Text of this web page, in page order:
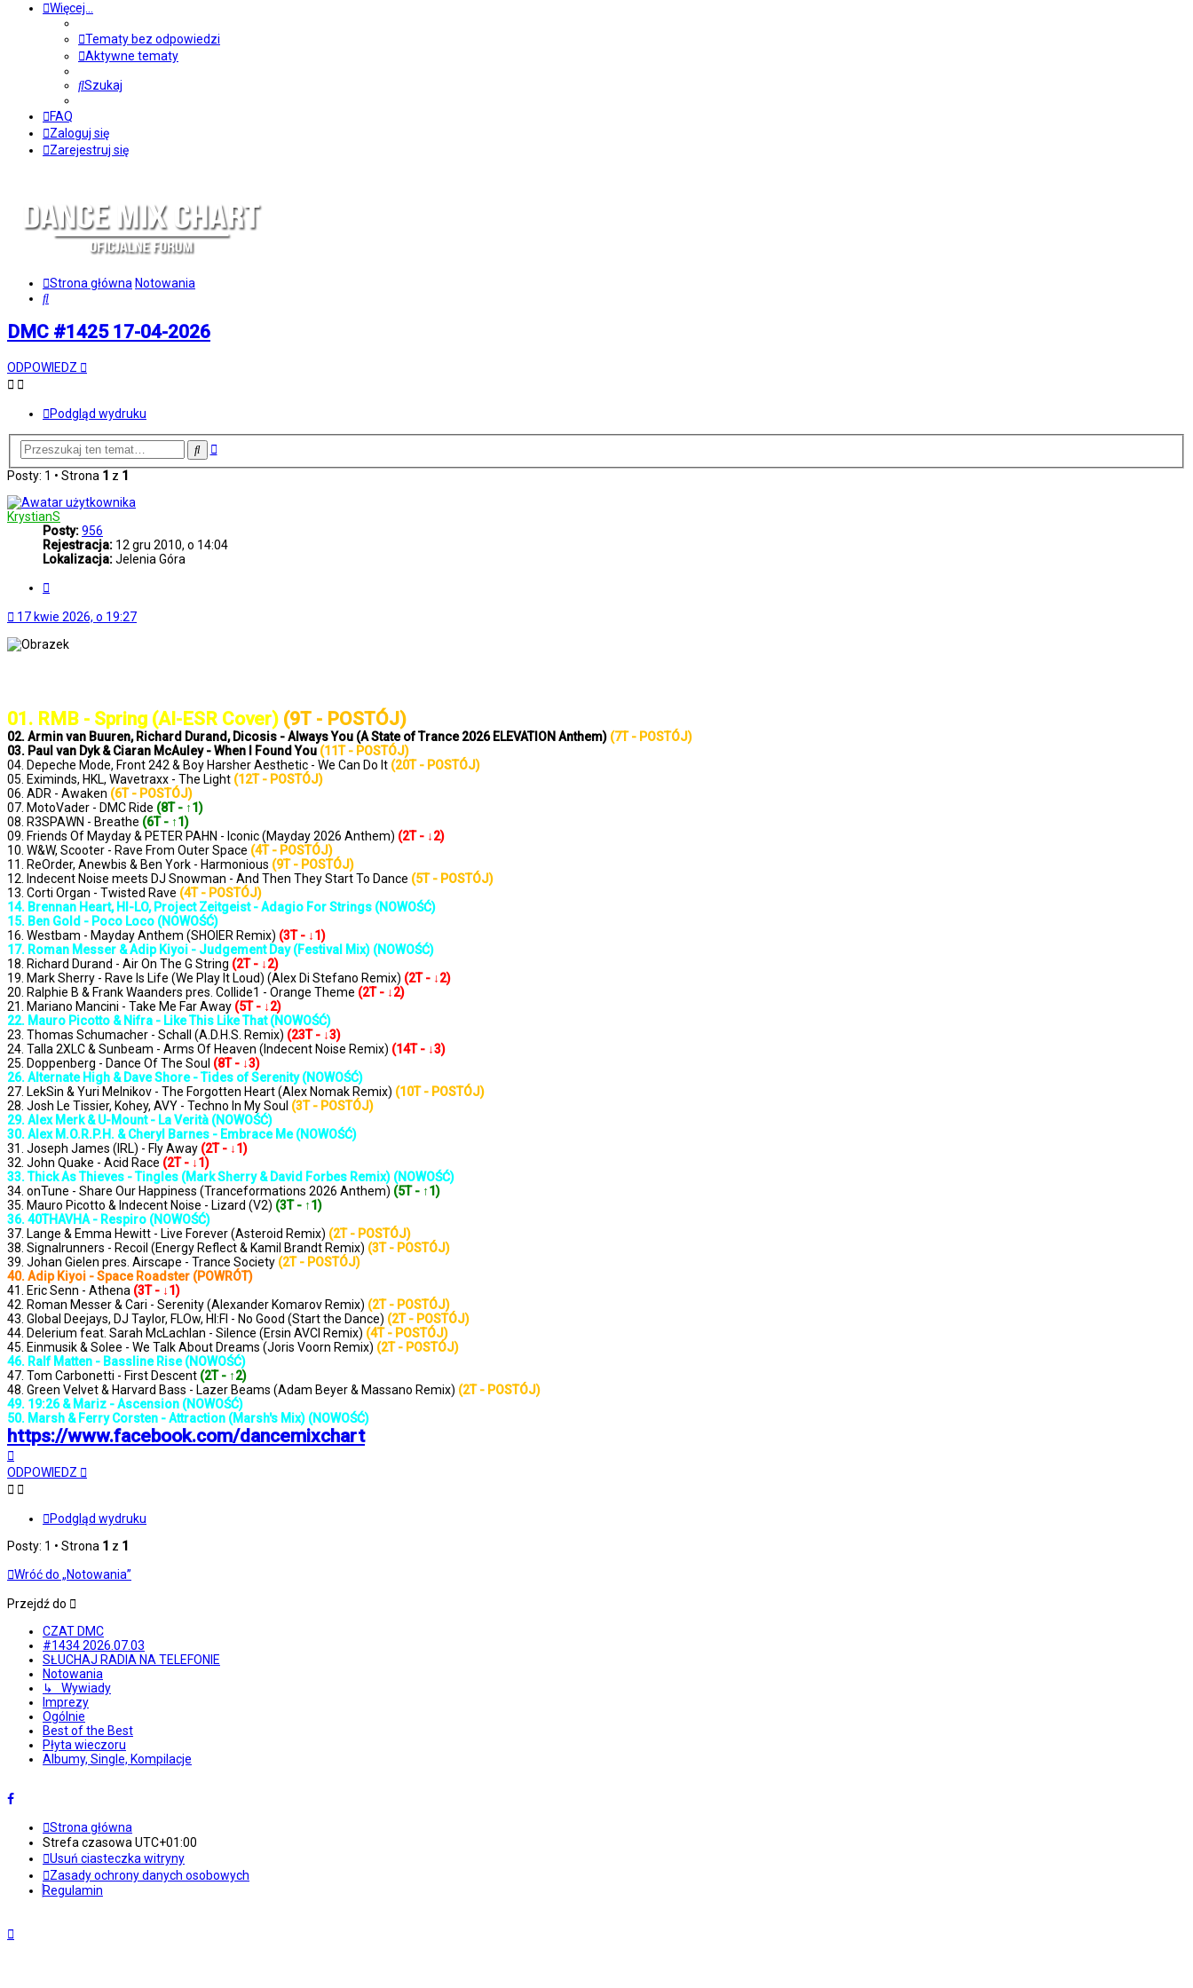
Więcej…
Tematy bez odpowiedzi
Aktywne tematy
Szukaj
FAQ
Zaloguj się
Zarejestruj się
Strona główna Notowania
Szukaj
DMC #1425 17-04-2026
ODPOWIEDZ
Podgląd wydruku
SzukajWyszukiwanie
Posty: 1 • Strona 1 z 1
KrystianS
Posty:956
Rejestracja: 12 gru 2010, o 14:04
Lokalizacja:Jelenia Góra
17 kwie 2026, o 19:27
01. RMB - Spring (AI-ESR Cover) (9T - POSTÓJ)
02. Armin van Buuren, Richard Durand, Dicosis - Always You (A State of Trance 2026 ELEVATION Anthem) (7T - POSTÓJ)
03. Paul van Dyk & Ciaran McAuley - When I Found You (11T - POSTÓJ)
04. Depeche Mode, Front 242 & Boy Harsher Aesthetic - We Can Do It (20T - POSTÓJ)
05. Eximinds, HKL, Wavetraxx - The Light (12T - POSTÓJ)
06. ADR - Awaken (6T - POSTÓJ)
07. MotoVader - DMC Ride (8T - ↑1)
08. R3SPAWN - Breathe (6T - ↑1)
09. Friends Of Mayday & PETER PAHN - Iconic (Mayday 2026 Anthem) (2T - ↓2)
10. W&W, Scooter - Rave From Outer Space (4T - POSTÓJ)
11. ReOrder, Anewbis & Ben York - Harmonious (9T - POSTÓJ)
12. Indecent Noise meets DJ Snowman - And Then They Start To Dance (5T - POSTÓJ)
13. Corti Organ - Twisted Rave (4T - POSTÓJ)
14. Brennan Heart, HI-LO, Project Zeitgeist - Adagio For Strings (NOWOŚĆ)
15. Ben Gold - Poco Loco (NOWOŚĆ)
16. Westbam - Mayday Anthem (SHOIER Remix) (3T - ↓1)
17. Roman Messer & Adip Kiyoi - Judgement Day (Festival Mix) (NOWOŚĆ)
18. Richard Durand - Air On The G String (2T - ↓2)
19. Mark Sherry - Rave Is Life (We Play It Loud) (Alex Di Stefano Remix) (2T - ↓2)
20. Ralphie B & Frank Waanders pres. Collide1 - Orange Theme (2T - ↓2)
21. Mariano Mancini - Take Me Far Away (5T - ↓2)
22. Mauro Picotto & Nifra - Like This Like That (NOWOŚĆ)
23. Thomas Schumacher - Schall (A.D.H.S. Remix) (23T - ↓3)
24. Talla 2XLC & Sunbeam - Arms Of Heaven (Indecent Noise Remix) (14T - ↓3)
25. Doppenberg - Dance Of The Soul (8T - ↓3)
26. Alternate High & Dave Shore - Tides of Serenity (NOWOŚĆ)
27. LekSin & Yuri Melnikov - The Forgotten Heart (Alex Nomak Remix) (10T - POSTÓJ)
28. Josh Le Tissier, Kohey, AVY - Techno In My Soul (3T - POSTÓJ)
29. Alex Merk & U-Mount - La Verità (NOWOŚĆ)
30. Alex M.O.R.P.H. & Cheryl Barnes - Embrace Me (NOWOŚĆ)
31. Joseph James (IRL) - Fly Away (2T - ↓1)
32. John Quake - Acid Race (2T - ↓1)
33. Thick As Thieves - Tingles (Mark Sherry & David Forbes Remix) (NOWOŚĆ)
34. onTune - Share Our Happiness (Tranceformations 2026 Anthem) (5T - ↑1)
35. Mauro Picotto & Indecent Noise - Lizard (V2) (3T - ↑1)
36. 40THAVHA - Respiro (NOWOŚĆ)
37. Lange & Emma Hewitt - Live Forever (Asteroid Remix) (2T - POSTÓJ)
38. Signalrunners - Recoil (Energy Reflect & Kamil Brandt Remix) (3T - POSTÓJ)
39. Johan Gielen pres. Airscape - Trance Society (2T - POSTÓJ)
40. Adip Kiyoi - Space Roadster (POWRÓT)
41. Eric Senn - Athena (3T - ↓1)
42. Roman Messer & Cari - Serenity (Alexander Komarov Remix) (2T - POSTÓJ)
43. Global Deejays, DJ Taylor, FLOw, HI:FI - No Good (Start the Dance) (2T - POSTÓJ)
44. Delerium feat. Sarah McLachlan - Silence (Ersin AVCI Remix) (4T - POSTÓJ)
45. Einmusik & Solee - We Talk About Dreams (Joris Voorn Remix) (2T - POSTÓJ)
46. Ralf Matten - Bassline Rise (NOWOŚĆ)
47. Tom Carbonetti - First Descent (2T - ↑2)
48. Green Velvet & Harvard Bass - Lazer Beams (Adam Beyer & Massano Remix) (2T - POSTÓJ)
49. 19:26 & Mariz - Ascension (NOWOŚĆ)
50. Marsh & Ferry Corsten - Attraction (Marsh's Mix) (NOWOŚĆ)
https://www.facebook.com/dancemixchart
górę
ODPOWIEDZ
Podgląd wydruku
Posty: 1 • Strona 1 z 1
Wróć do „Notowania”
Przejdź do
CZAT DMC
#1434 2026.07.03
SŁUCHAJ RADIA NA TELEFONIE
Notowania
↳ Wywiady
Imprezy
Ogólnie
Best of the Best
Płyta wieczoru
Albumy, Single, Kompilacje
Strona główna
Strefa czasowaUTC+01:00
Usuń ciasteczka witryny
Zasady ochrony danych osobowych
Regulamin